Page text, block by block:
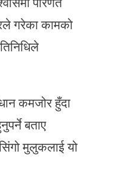
गरेका कामको
कमजोर हुँदा
बताए
मुलुकलाई यो